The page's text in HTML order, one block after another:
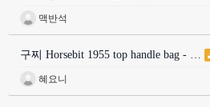
맥반석
구찌 Horsebit 1955 top handle bag - …
혜요니